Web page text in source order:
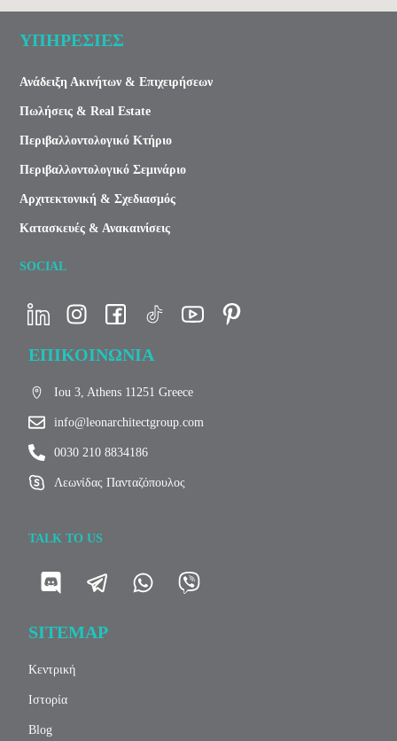
ΥΠΗΡΕΣΙΕΣ
Ανάδειξη Ακινήτων & Επιχειρήσεων
Πωλήσεις & Real Estate
Περιβαλλοντολογικό Κτήριο
Περιβαλλοντολογικό Σεμινάριο
Αρχιτεκτονική & Σχεδιασμός
Κατασκευές & Ανακαινίσεις
SOCIAL
ΕΠΙΚΟΙΝΩΝΙΑ
Iou 3, Athens 11251 Greece
info@leonarchitectgroup.com
0030 210 8834186
Λεωνίδας Πανταζόπουλος
TALK TO US
SITEMAP
Κεντρική
Ιστορία
Blog